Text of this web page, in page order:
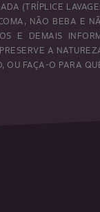
(TRÍPLICE
NÃO BEBA E
E DEMAIS
A
OU FAÇA-O PARA